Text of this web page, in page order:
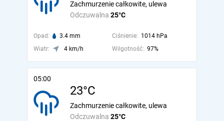
Odczuwalna 25°C
Zachmurzenie całkowite, ulewa
Opad: 3.4 mm Ciśnienie: 1014 hPa
Wiatr:
4 km/h Wilgotność: 97%
05:00
23°C
Odczuwalna 25°C
Zachmurzenie całkowite, ulewa